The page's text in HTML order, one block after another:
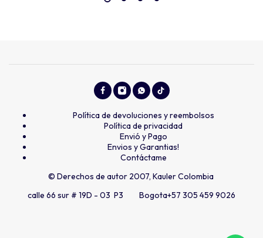
Política de devoluciones y reembolsos
Política de privacidad
Envió y Pago
Envios y Garantias!
Contáctame
© Derechos de autor 2007, Kauler Colombia
calle 66 sur # 19D - 03 P3 Bogota+57 305 459 9026